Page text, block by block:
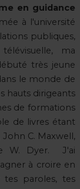
en guidance
à l'université
publiques,
ma
très jeune
le monde de
hauts dirigeants
de formations
de livres étant
C. Maxwell,
W. Dyer. J'ai
à croire en
paroles, tes